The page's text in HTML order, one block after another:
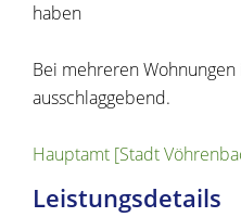
haben
Bei mehreren
ausschlaggebend.
Hauptamt [Stadt
Leistungsdetails